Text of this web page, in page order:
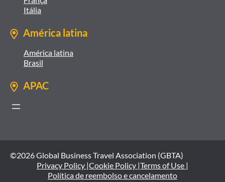
Itália
América latina
América latina
Brasil
APAC
©2026 Global Business Travel Association (GBTA)
Privacy Policy |Cookie Policy |Terms of Use |
Política de reembolso e cancelamento